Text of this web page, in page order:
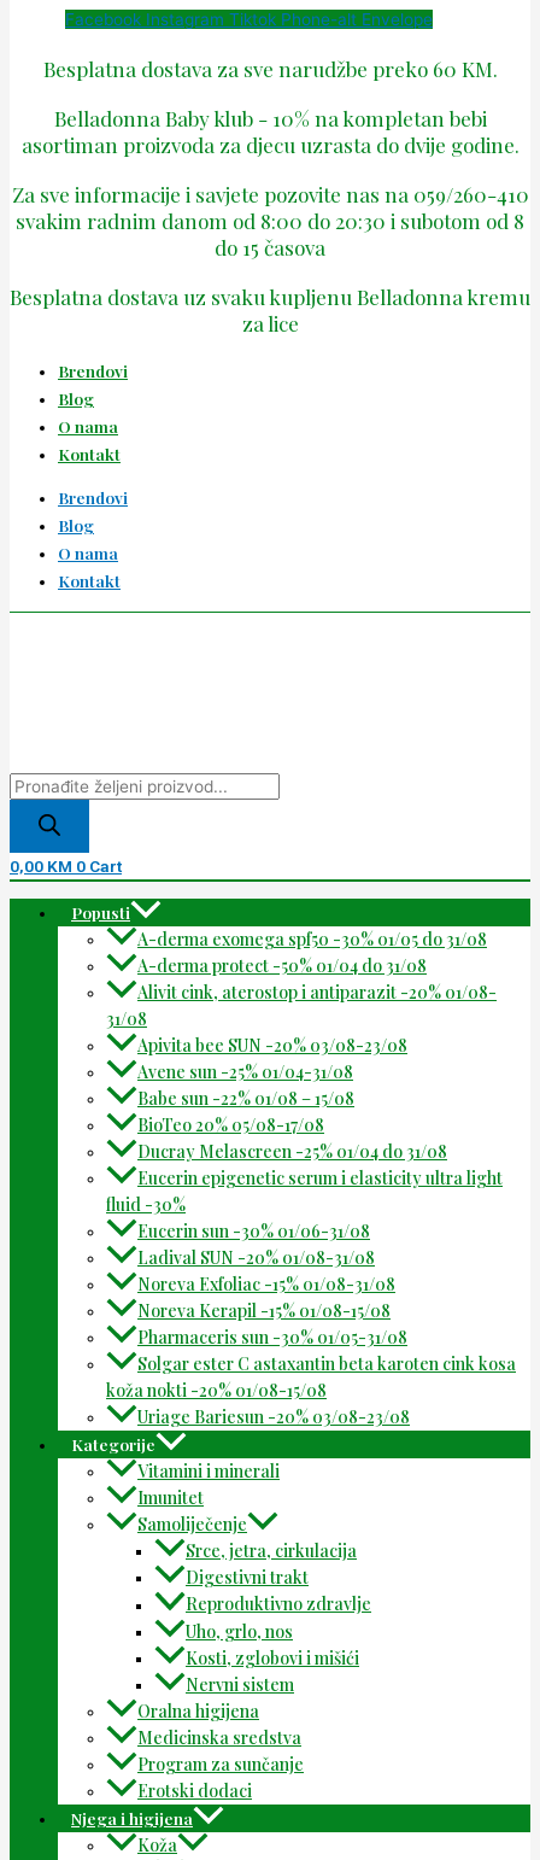
Facebook Instagram Tiktok Phone-alt Envelope
Besplatna dostava za sve narudžbe preko 60 KM.
Belladonna Baby klub - 10% na kompletan bebi
asortiman proizvoda za djecu uzrasta do dvije godine.
Za sve informacije i savjete pozovite nas na 059/260-410
svakim radnim danom od 8:00 do 20:30 i subotom od 8
do 15 časova
Besplatna dostava uz svaku kupljenu Belladonna kremu
za lice
Brendovi
Blog
O nama
Kontakt
Brendovi
Blog
O nama
Kontakt
0,00 KM 0 Cart
Popusti
A-derma exomega spf50 -30% 01/05 do 31/08
A-derma protect -50% 01/04 do 31/08
Alivit cink, aterostop i antiparazit -20% 01/08-
31/08
Apivita bee SUN -20% 03/08-23/08
Avene sun -25% 01/04-31/08
Babe sun -22% 01/08 – 15/08
BioTeo 20% 05/08-17/08
Ducray Melascreen -25% 01/04 do 31/08
Eucerin epigenetic serum i elasticity ultra light
fluid -30%
Eucerin sun -30% 01/06-31/08
Ladival SUN -20% 01/08-31/08
Noreva Exfoliac -15% 01/08-31/08
Noreva Kerapil -15% 01/08-15/08
Pharmaceris sun -30% 01/05-31/08
Solgar ester C astaxantin beta karoten cink kosa
koža nokti -20% 01/08-15/08
Uriage Bariesun -20% 03/08-23/08
Kategorije
Vitamini i minerali
Imunitet
Samoliječenje
Srce, jetra, cirkulacija
Digestivni trakt
Reproduktivno zdravlje
Uho, grlo, nos
Kosti, zglobovi i mišići
Nervni sistem
Oralna higijena
Medicinska sredstva
Program za sunčanje
Erotski dodaci
Njega i higijena
Koža